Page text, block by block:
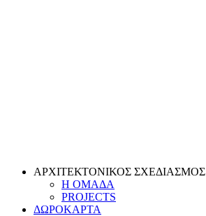
ΑΡΧΙΤΕΚΤΟΝΙΚΟΣ ΣΧΕΔΙΑΣΜΟΣ
Η ΟΜΑΔΑ
PROJECTS
ΔΩΡΟΚΑΡΤΑ